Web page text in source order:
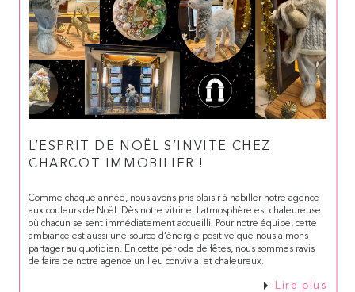
L’ESPRIT DE NOËL S’INVITE CHEZ
CHARCOT IMMOBILIER !
Comme chaque année, nous avons pris plaisir à habiller notre agence
aux couleurs de Noël. Dès notre vitrine, l'atmosphère est chaleureuse
où chacun se sent immédiatement accueilli. Pour notre équipe, cette
ambiance est aussi une source d’énergie positive que nous aimons
partager au quotidien. En cette période de fêtes, nous sommes ravis
de faire de notre agence un lieu convivial et chaleureux.
Lire plus